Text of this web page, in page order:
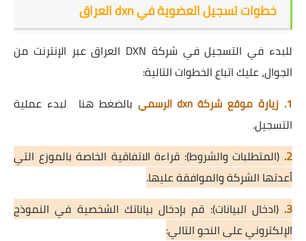
خطوات تسجيل العضوية في dxn العراق
للبدء في التسجيل في شركة DXN العراق عبر الإنترنت من
الجوال، عليك اتباع الخطوات التالية:
1. زيارة
موقع شركة dxn الرسمي بالضغط هنا لبدء عملية
التسجيل.
2. (المتطلبات والشروط): قراءة الاتفاقية الخاصة بالموزع التي
أعدتها الشركة والموافقة عليها.
3. (ادخال البيانات): قم بإدخال بياناتك الشخصية في النموذج
الإلكتروني على النحو التالي: